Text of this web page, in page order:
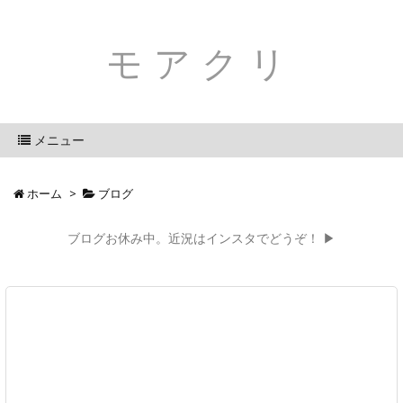
モアクリ
メニュー
ホーム > ブログ
ブログお休み中。近況はインスタでどうぞ！ ▶